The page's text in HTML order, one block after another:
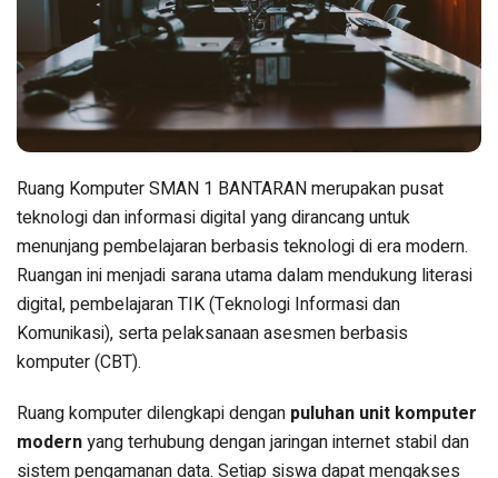
Ruang Komputer SMAN 1 BANTARAN merupakan pusat
teknologi dan informasi digital yang dirancang untuk
menunjang pembelajaran berbasis teknologi di era modern.
Ruangan ini menjadi sarana utama dalam mendukung literasi
digital, pembelajaran TIK (Teknologi Informasi dan
Komunikasi), serta pelaksanaan asesmen berbasis
komputer (CBT).
Ruang komputer dilengkapi dengan puluhan unit komputer
modernyang terhubung dengan jaringan internet stabil dan
sistem pengamanan data. Setiap siswa dapat mengakses